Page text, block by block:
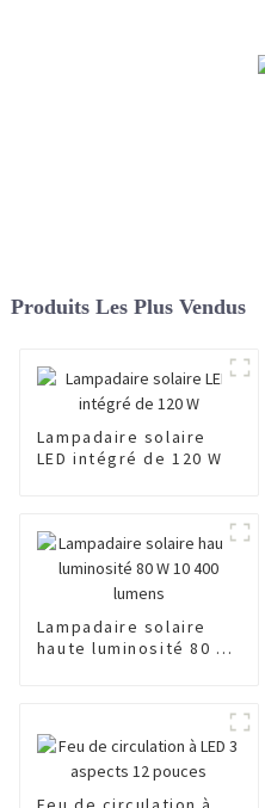
Produits Les Plus Vendus
Lampadaire solaire
LED intégré de 120 W
Lampadaire solaire
haute luminosité 80 W